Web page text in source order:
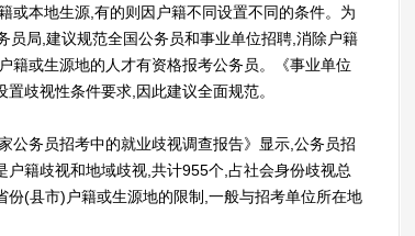
或本地生源,有的则因户籍不同设置不同的条件。为
员局,建议规范全国公务员和事业单位招聘,消除户籍
籍或生源地的人才有资格报考公务员。《事业单位
歧视性条件要求,因此建议全面规范。
务员招考中的就业歧视调查报告》显示,公务员招
籍歧视和地域歧视,共计955个,占社会身份歧视总
(县市)户籍或生源地的限制,一般与招考单位所在地